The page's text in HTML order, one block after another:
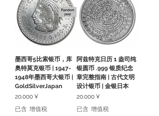
墨西哥5比索银币，库
奥特莫克银币 | 1947-
1948年墨西哥大银币 |
GoldSilverJapan
價格
20.000 ¥
已含 增值税
阿兹特克日历 1 盎司纯
银圆币 .999 银质纪念
章完整指南 | 古代文明
设计银币 | 金银日本
價格
20.000 ¥
已含 增值税